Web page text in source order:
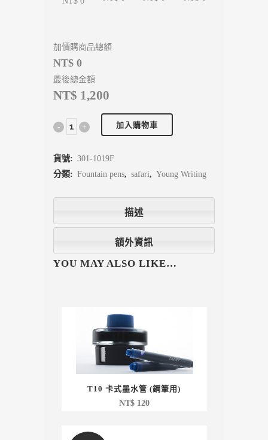
加價購商品總額
NT$ 0
最後總金額
NT$ 1,200
加入購物車
貨號: 301-1019F
分類: Fountain pens, safari, Young Writing
描述
額外資訊
YOU MAY ALSO LIKE…
T10 卡式墨水管 (鋼筆用)
NT$120